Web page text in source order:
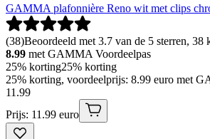
GAMMA plafonnière Reno wit met clips
(38)Beoordeeld met 3.7 van de 5 sterren, 38
8.99 met GAMMA Voordeelpas
25% korting25% korting
25% korting, voordeelprijs: 8.99 euro met
11 .99
Prijs: 11.99 euro